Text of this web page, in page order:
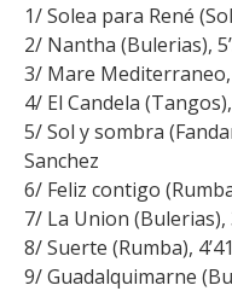
1/ Solea para René
2/ Nantha (Bulerias),
3/ Mare Mediterraneo,
4/ El Candela
5/ Sol y sombra
Sanchez
6/ Feliz contigo
7/ La Union (Bulerias),
8/ Suerte (Rumba),
9/ Guadalquimarne